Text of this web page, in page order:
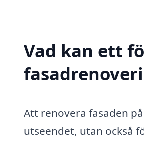
Vad kan ett
Att renovera fasaden
utseendet, utan också